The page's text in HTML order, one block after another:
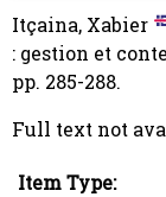
Itçaina, Xabier
: gestion et
pp. 285-288.
Full text not
Item Type: